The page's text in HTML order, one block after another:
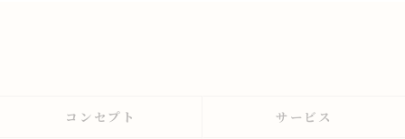
コンセプト サービス